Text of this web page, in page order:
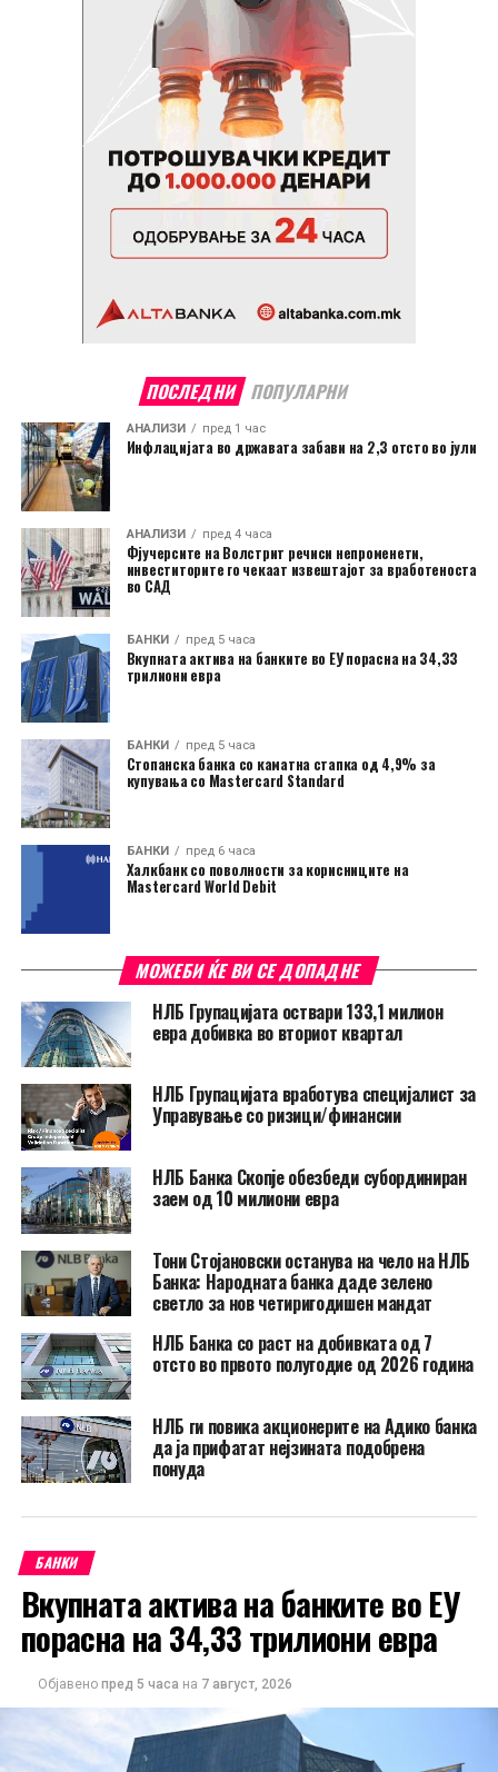
ПОСЛЕДНИ ПОПУЛАРНИ
АНАЛИЗИ пред 1 час
Инфлацијата во државата забави на 2,3 отсто во јули
АНАЛИЗИ пред 4 часа
Фјучерсите на Волстрит речиси непроменети,
инвеститорите го чекаат извештајот за вработеноста
во САД
БАНКИ пред 5 часа
Вкупната актива на банките во ЕУ порасна на 34,33
трилиони евра
БАНКИ пред 5 часа
Стопанска банка со каматна стапка од 4,9% за
купувања со Mastercard Standard
БАНКИ пред 6 часа
Халкбанк со поволности за корисниците на
Mastercard World Debit
МОЖЕБИ ЌЕ ВИ СЕ ДОПАДНЕ
НЛБ Групацијата оствари 133,1 милион
евра добивка во вториот квартал
НЛБ Групацијата вработува специјалист за
Управување со ризици/финансии
НЛБ Банка Скопје обезбеди субординиран
заем од 10 милиони евра
Тони Стојановски останува на чело на НЛБ
Банка: Народната банка даде зелено
светло за нов четиригодишен мандат
НЛБ Банка со раст на добивката од 7
отсто во првото полугодие од 2026 година
НЛБ ги повика акционерите на Адико банка
да ја прифатат нејзината подобрена
понуда
БАНКИ
Вкупната актива на банките во ЕУ
порасна на 34,33 трилиони евра
Објавено пред 5 часа на 7 август, 2026